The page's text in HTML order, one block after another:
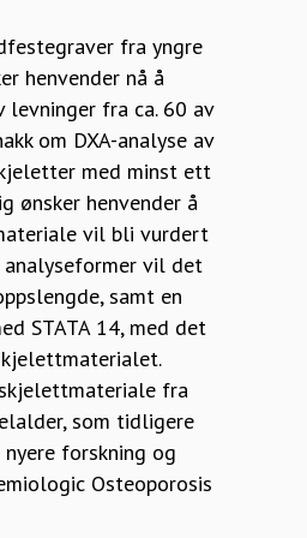
fra yngre
henvender nå å
fra ca. 60 av
om DXA-analyse av
med minst ett
ønsker henvender å
vil bli vurdert
vil det
samt en
STATA 14, med det
fra
som tidligere
forskning og
Osteoporosis